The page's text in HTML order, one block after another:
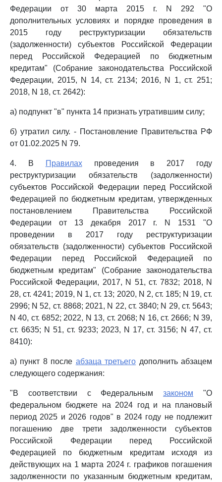
Федерации от 30 марта 2015 г. N 292 "О
дополнительных условиях и порядке проведения в
2015 году реструктуризации обязательств
(задолженности) субъектов Российской Федерации
перед Российской Федерацией по бюджетным
кредитам" (Собрание законодательства Российской
Федерации, 2015, N 14, ст. 2134; 2016, N 1, ст. 251;
2018, N 18, ст. 2642):
а) подпункт "в" пункта 14 признать утратившим силу;
б) утратил силу. - Постановление Правительства РФ
от 01.02.2025 N 79.
4. В Правилахпроведения в 2017 году
реструктуризации обязательств (задолженности)
субъектов Российской Федерации перед Российской
Федерацией по бюджетным кредитам, утвержденных
постановлением Правительства Российской
Федерации от 13 декабря 2017 г. N 1531 "О
проведении в 2017 году реструктуризации
обязательств (задолженности) субъектов Российской
Федерации перед Российской Федерацией по
бюджетным кредитам" (Собрание законодательства
Российской Федерации, 2017, N 51, ст. 7832; 2018, N
28, ст. 4241; 2019, N 1, ст. 13; 2020, N 2, ст. 185; N 19, ст.
2996; N 52, ст. 8868; 2021, N 22, ст. 3840; N 29, ст. 5643;
N 40, ст. 6852; 2022, N 13, ст. 2068; N 16, ст. 2666; N 39,
ст. 6635; N 51, ст. 9233; 2023, N 17, ст. 3156; N 47, ст.
8410):
а) пункт 8 после абзаца третьего дополнить абзацем
следующего содержания:
"В соответствии с Федеральнымзаконом "О
федеральном бюджете на 2024 год и на плановый
период 2025 и 2026 годов" в 2024 году не подлежит
погашению две трети задолженности субъектов
Российской Федерации перед Российской
Федерацией по бюджетным кредитам исходя из
действующих на 1 марта 2024 г. графиков погашения
задолженности по указанным бюджетным кредитам,